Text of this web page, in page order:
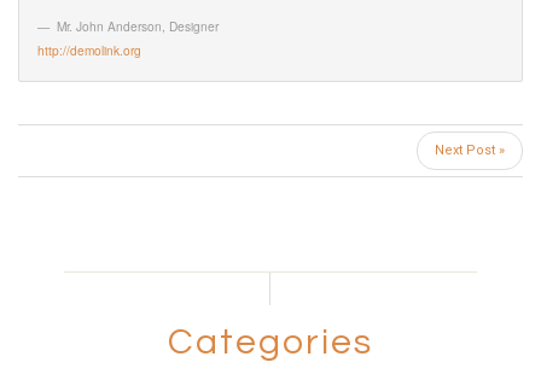
Mr. John Anderson, Designer
http://demolink.org
Next Post »
Categories